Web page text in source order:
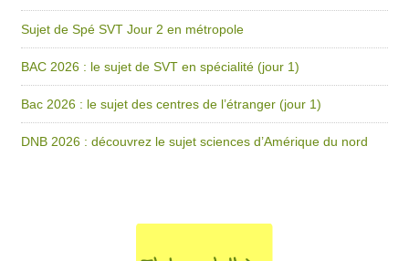
Sujet de Spé SVT Jour 2 en métropole
BAC 2026 : le sujet de SVT en spécialité (jour 1)
Bac 2026 : le sujet des centres de l’étranger (jour 1)
DNB 2026 : découvrez le sujet sciences d’Amérique du nord